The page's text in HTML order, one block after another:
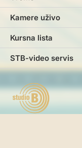
Kamere uživo
Kursna lista
STB-video servis